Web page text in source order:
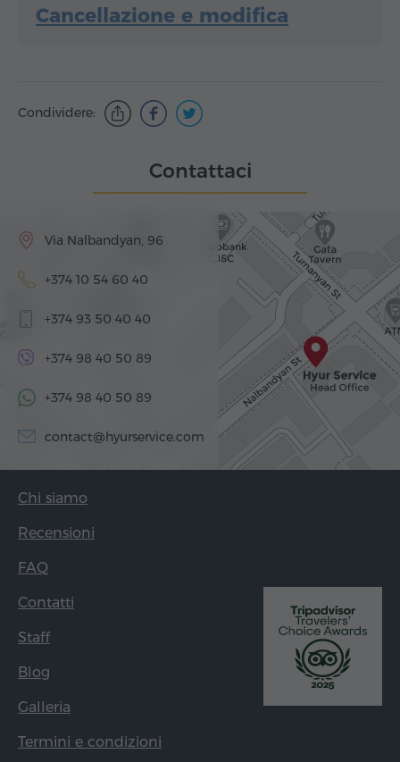
Cancellazione e modifica
Condividere:
Contattaci
Via Nalbandyan, 96
+374 10 54 60 40
+374 93 50 40 40
+374 98 40 50 89
+374 98 40 50 89
contact@hyurservice.com
Chi siamo
Recensioni
FAQ
Contatti
Staff
Blog
Galleria
Termini e condizioni